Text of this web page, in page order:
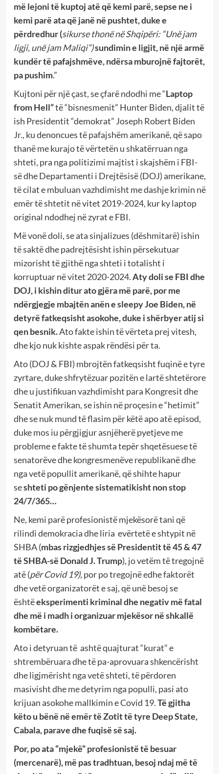
më lejoni të kuptoj atë që kemi parë, sepse ne i
kemi parë ata që janë në pushtet, duke e
përdredhur (sikurse thonë në Shqipëri: “Unë jam
ligji, unë jam Maliqi”)sundimin e ligjit, në një armë
kundër të pafajshmëve, ndërsa mburojnë fajtorët,
pa pushim.”
Kujtoni për një çast, se çfarë ndodhi me “Laptop
from Hell”të “bisnesmenit” Hunter Biden, djalit të
ish Presidentit “demokrat” Joseph Robert Biden
Jr., ku denoncues të pafajshëm amerikanë, që sapo
thanë me kurajo të vërtetën u shkatërruan nga
shteti, pra nga politizimi majtist i skajshëm i FBI-
së dhe Departamenti i Drejtësisë (DOJ) amerikane,
të cilat e mbuluan vazhdimisht me dashje krimin në
emër të shtetit në vitet 2019-2024, kur ky laptop
original ndodhej në zyrat e FBI.
Më vonë doli, se ata sinjalizues (dëshmitarë) ishin
të saktë dhe padrejtësisht ishin përsekutuar
mizorisht të gjithë nga shteti i totalisht i
korruptuar në vitet 2020-2024.Aty doli se FBI dhe
DOJ, i kishin ditur ato gjëra më parë, por me
ndërgjegje mbajtën anën e sleepy Joe Biden, në
detyrë fatkeqsisht asokohe, duke i shërbyer atij si
qen besnik.Ato fakte ishin të vërteta prej vitesh,
dhe kjo nuk kishte aspak rëndësi për ta.
Ato (DOJ & FBI) mbrojtën fatkeqsisht fuqinë e tyre
zyrtare, duke shfrytëzuar pozitën e lartë shtetërore
dhe u justifikuan vazhdimisht para Kongresit dhe
Senatit Amerikan, se ishin në proçesin e “hetimit”
dhe se nuk mund të flasim për këtë apo atë episod,
duke mos iu përgjigjur asnjëherë pyetjeve me
probleme e fakte të shumta tepër shqetësuese të
senatorëve dhe kongresmenëve republikanë dhe
nga vetë popullit amerikanë, që shihte hapur
seshteti po gënjente sistematikisht non stop
24/7/365…
Ne, kemi parë profesionistë mjekësorë tani që
rilindi demokracia dhe liria evërtetë e shtypit në
SHBA (mbas rizgjedhjes së Presidentit të 45 & 47
të SHBA-së Donald J. Trump), jo vetëm të tregojnë
atë (për Covid 19),por po tregojnë edhe faktorët
dhe vetë organizatorët e saj, që unë besoj se
ështëeksperimenti kriminal dhe negativ më fatal
dhe më i madh i organizuar mjekësor në shkallë
kombëtare.
Ato i detyruan të ashtë quajturat “kurat” e
shtrembëruara dhe të pa-aprovuara shkencërisht
dhe ligjmërisht nga vetë shteti, të përdoren
masivisht dhe me detyrim nga populli, pasi ato
krijuan asokohe mallkimin e Covid 19.Të gjitha
këto u bënë në emër të Zotit të tyre Deep State,
Cabala, parave dhe fuqisë së saj.
Por, po ata “mjekë” profesionistë të besuar
(mercenarë), më pas tradhtuan, besoj ndaj më të